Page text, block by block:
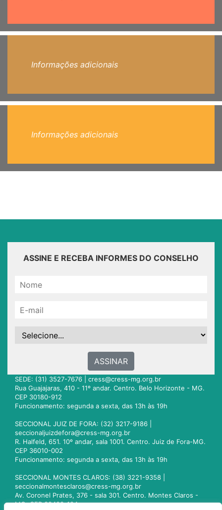
Informações adicionais
Informações adicionais
ASSINE E RECEBA INFORMES DO CONSELHO
ASSINAR
SEDE: (31) 3527-7676 | cress@cress-mg.org.br
Rua Guajajaras, 410 - 11º andar. Centro. Belo Horizonte - MG.
CEP 30180-912
Funcionamento: segunda a sexta, das 13h às 19h
SECCIONAL JUIZ DE FORA: (32) 3217-9186 |
seccionaljuizdefora@cress-mg.org.br
R. Halfeld, 651. 10º andar, sala 1001. Centro. Juiz de Fora-MG.
CEP 36010-002
Funcionamento: segunda a sexta, das 13h às 19h
SECCIONAL MONTES CLAROS: (38) 3221-9358 |
seccionalmontesclaros@cress-mg.org.br
Av. Coronel Prates, 376 - sala 301. Centro. Montes Claros -
MG. CEP 39400-104